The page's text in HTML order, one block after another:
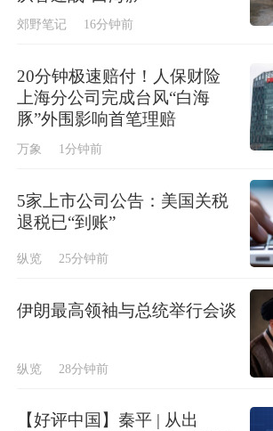
郊野笔记 16分钟前
20分钟极速赔付！人保财险
上海分公司完成台风“白海
豚”外围影响首笔理赔
万象 1分钟前
5家上市公司公告：美国关税
退税已“到账”
纵览 25分钟前
伊朗最高领袖与总统举行会谈
纵览 28分钟前
【好评中国】秦平 | 从出